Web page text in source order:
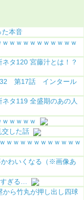
た本音
ｗｗｗｗｗｗｗｗｗｗ
タ120 宮藤汁とは！？
第17話 インタール
タ119 全盛期のあの人
ｗｗｗｗｗ
交した話
ｗｗｗｗｗｗｗｗｗｗｗ
わいくなる（※画像あ
ぎる…
から竹丸が押し出し四球